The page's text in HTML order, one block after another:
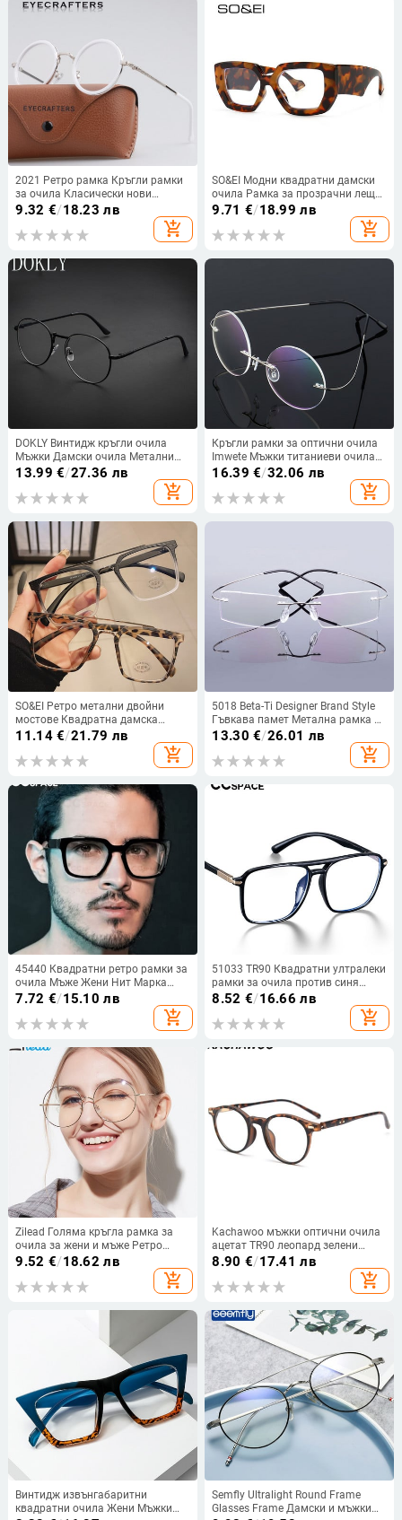
2021 Ретро рамка Кръгли рамки
за очила Класически нови
винтидж оптични очила Мъже
аксесоари за лещи прозрачни
9.32 €/18.23 лв
add_shopping_cart
SO&EI Модни квадратни дамски
очила Рамка за прозрачни лещи
Мъжки оптични сенки UV400
9.71 €/18.99 лв
add_shopping_cart
DOKLY Винтидж кръгли очила
Мъжки Дамски очила Метални
черни рамки Очила ретро Женски
прозрачни стъкла
13.99 €/27.36 лв
add_shopping_cart
Кръгли рамки за оптични очила
Imwete Мъжки титаниеви очила
Лека прозрачна рамка за очила
16.39 €/32.06 лв
add_shopping_cart
SO&EI Ретро метални двойни
мостове Квадратна дамска
рамка за очила Модни
прозрачни анти-Blu-Ray очила
Мъжки Рамка с оптични ленти
11.14€/21.79 лв
add_shopping_cart
5018 Beta-Ti Designer Brand Style
Гъвкава памет Метална рамка за
очила без рамки за оптична
рамка за очила oculos de grau
13.30 €/26.01 лв
add_shopping_cart
45440 Квадратни ретро рамки за
очила Мъже Жени Нит Марка
Дизайнерски оптични очила
Модни очила Компютърни очила
7.72 €/15.10 лв
add_shopping_cart
51033 TR90 Квадратни ултралеки
рамки за очила против синя
светлина Мъже Жени Оптични
8.52 €/16.66 лв
add_shopping_cart
Zilead Голяма кръгла рамка за
очила за жени и мъже Ретро
метални прозрачни очила
Оптични очила за очила Унисекс
9.52 €/18.62 лв
add_shopping_cart
Kachawoo мъжки оптични очила
ацетат TR90 леопард зелени
черни кръгли очила рамка за
жени популярни аксесоари
унисекс очила
8.90 €/17.41 лв
add_shopping_cart
Винтидж извънгабаритни
квадратни очила Жени Мъжки
Semfly Ultralight Round Frame
Glasses Frame Дамски и мъжки